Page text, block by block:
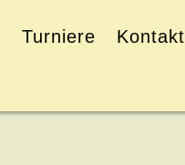
Turniere Kontakt